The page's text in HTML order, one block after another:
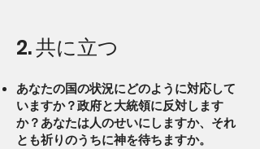
2. 共に立つ
あなたの国の状況にどのように対応して
いますか？政府と大統領に反対します
か？あなたは人のせいにしますか、それ
とも祈りのうちに神を待ちますか。